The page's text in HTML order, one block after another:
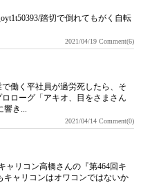
踏切で倒れてもがく自転
2021/04/19 Comment(6)
働く平社員が過労死したら、そ
ローグ「アキオ、目をさまさん
響き...
2021/04/14 Comment(0)
ャリコン高橋さんの『第464回キ
キャリコンはオワコンではないか